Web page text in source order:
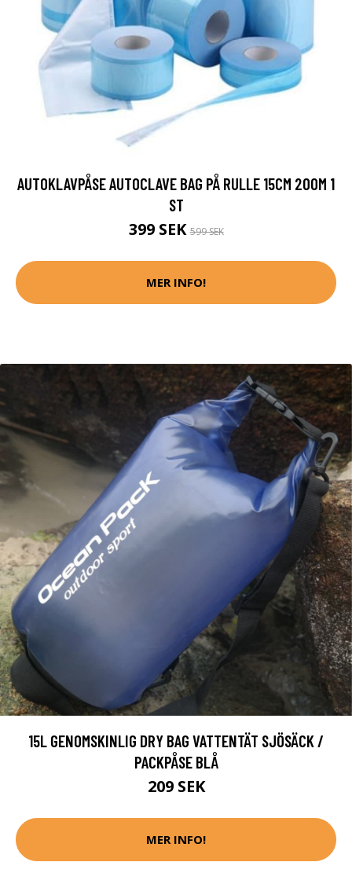
AUTOKLAVPÅSE AUTOCLAVE BAG PÅ RULLE 15CM 200M 1
ST
399 SEK599 SEK
MER INFO!
15L GENOMSKINLIG DRY BAG VATTENTÄT SJÖSÄCK /
PACKPÅSE BLÅ
209 SEK
MER INFO!